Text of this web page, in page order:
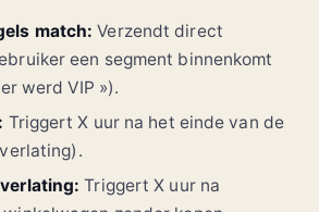
match: Verzendt direct
een segment binnenkomt
werd VIP »).
Triggert X uur na het einde van de
Triggert X uur na